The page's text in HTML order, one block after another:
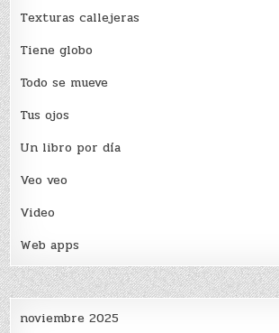
Texturas callejeras
Tiene globo
Todo se mueve
Tus ojos
Un libro por día
Veo veo
Video
Web apps
noviembre 2025